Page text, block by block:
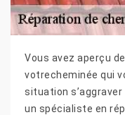
Vous avez aperçu
votrecheminée qui
situation
un spécialiste en